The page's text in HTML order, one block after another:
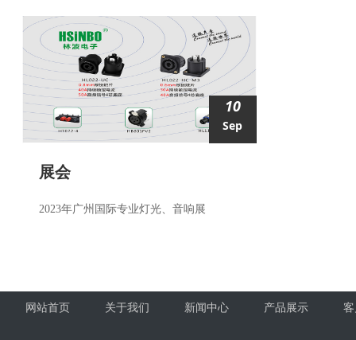
10
Sep
展会
2023年广州国际专业灯光、音响展
网站首页 关于我们 新闻中心 产品展示